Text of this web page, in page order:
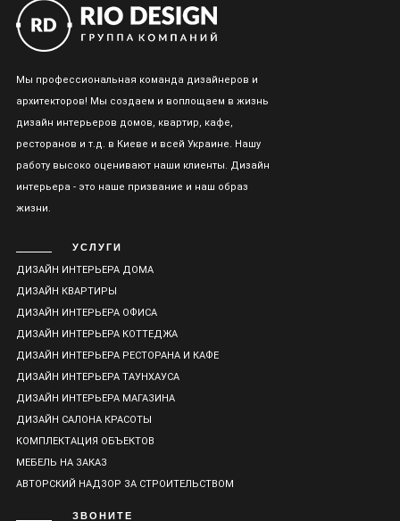
Мы профессиональная команда дизайнеров и
архитекторов! Мы создаем и воплощаем в жизнь
дизайн интерьеров домов, квартир, кафе,
ресторанов и т.д. в Киеве и всей Украине. Нашу
работу высоко оценивают наши клиенты. Дизайн
интерьера - это наше призвание и наш образ
жизни.
УСЛУГИ
ДИЗАЙН ИНТЕРЬЕРА ДОМА
ДИЗАЙН КВАРТИРЫ
ДИЗАЙН ИНТЕРЬЕРА ОФИСА
ДИЗАЙН ИНТЕРЬЕРА КОТТЕДЖА
ДИЗАЙН ИНТЕРЬЕРА РЕСТОРАНА И КАФЕ
ДИЗАЙН ИНТЕРЬЕРА ТАУНХАУСА
ДИЗАЙН ИНТЕРЬЕРА МАГАЗИНА
ДИЗАЙН САЛОНА КРАСОТЫ
КОМПЛЕКТАЦИЯ ОБЪЕКТОВ
МЕБЕЛЬ НА ЗАКАЗ
АВТОРСКИЙ НАДЗОР ЗА СТРОИТЕЛЬСТВОМ
ЗВОНИТЕ